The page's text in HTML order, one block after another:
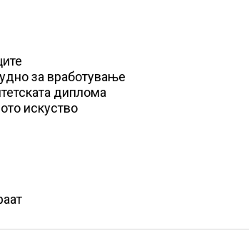
за вработување
диплома
искуство